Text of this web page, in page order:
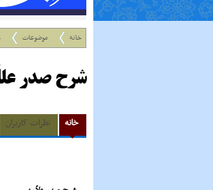
خانه موضوعات
شرح صدر
خانه نظرات کاربران